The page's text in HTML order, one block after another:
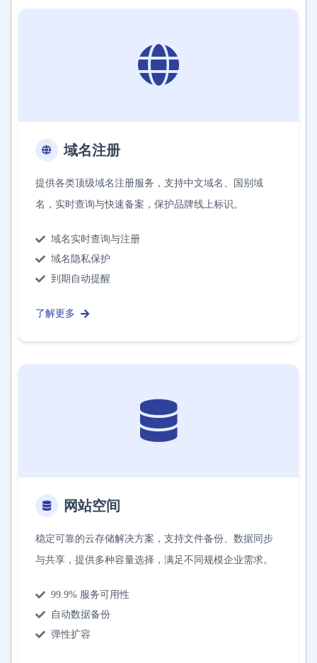
域名注册
提供各类顶级域名注册服务，支持中文域名、国别域
名，实时查询与快速备案，保护品牌线上标识。
域名实时查询与注册
域名隐私保护
到期自动提醒
了解更多
网站空间
稳定可靠的云存储解决方案，支持文件备份、数据同步
与共享，提供多种容量选择，满足不同规模企业需求。
99.9% 服务可用性
自动数据备份
弹性扩容